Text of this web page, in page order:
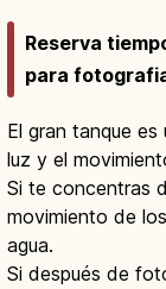
Reserva
para
El gran tanque
luz y el
Si te concentras d
movimiento de
agua.
Si después de